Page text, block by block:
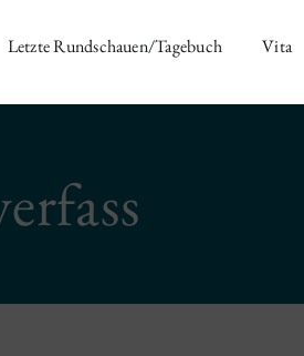
Letzte Rundschauen/Tagebuch Vita